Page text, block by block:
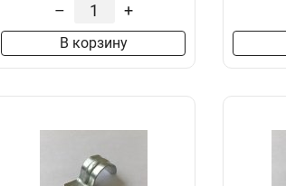
– +
В корзину